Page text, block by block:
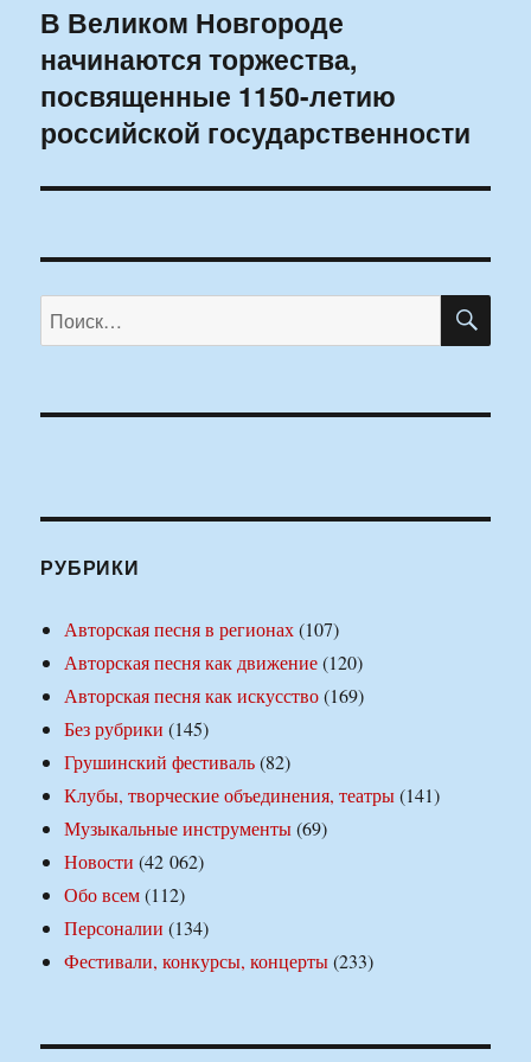
Следующая
запись:
В Великом Новгороде
начинаются торжества,
посвященные 1150-летию
российской государственности
Искать:
РУБРИКИ
Авторская песня в регионах(107)
Авторская песня как движение(120)
Авторская песня как искусство(169)
Без рубрики (145)
Грушинский фестиваль(82)
Клубы, творческие объединения, театры(141)
Музыкальные инструменты(69)
Новости (42 062)
Обо всем(112)
Персоналии (134)
Фестивали, конкурсы, концерты(233)